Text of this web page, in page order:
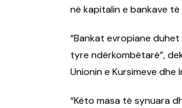
në kapitalin e bankave
“Bankat evropiane
tyre ndërkombëtarë”,
Unionin e Kursimeve dhe
“Këto masa të synuara